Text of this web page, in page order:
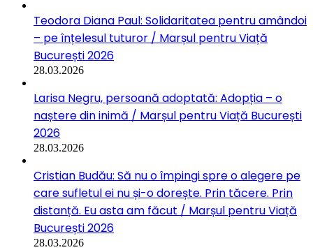
Teodora Diana Paul: Solidaritatea pentru amândoi
– pe înțelesul tuturor / Marșul pentru Viață
București 2026
28.03.2026
Larisa Negru, persoană adoptată: Adopția – o
naștere din inimă / Marșul pentru Viață București
2026
28.03.2026
Cristian Budău: Să nu o împingi spre o alegere pe
care sufletul ei nu și-o dorește. Prin tăcere. Prin
distanță. Eu asta am făcut / Marșul pentru Viață
București 2026
28.03.2026